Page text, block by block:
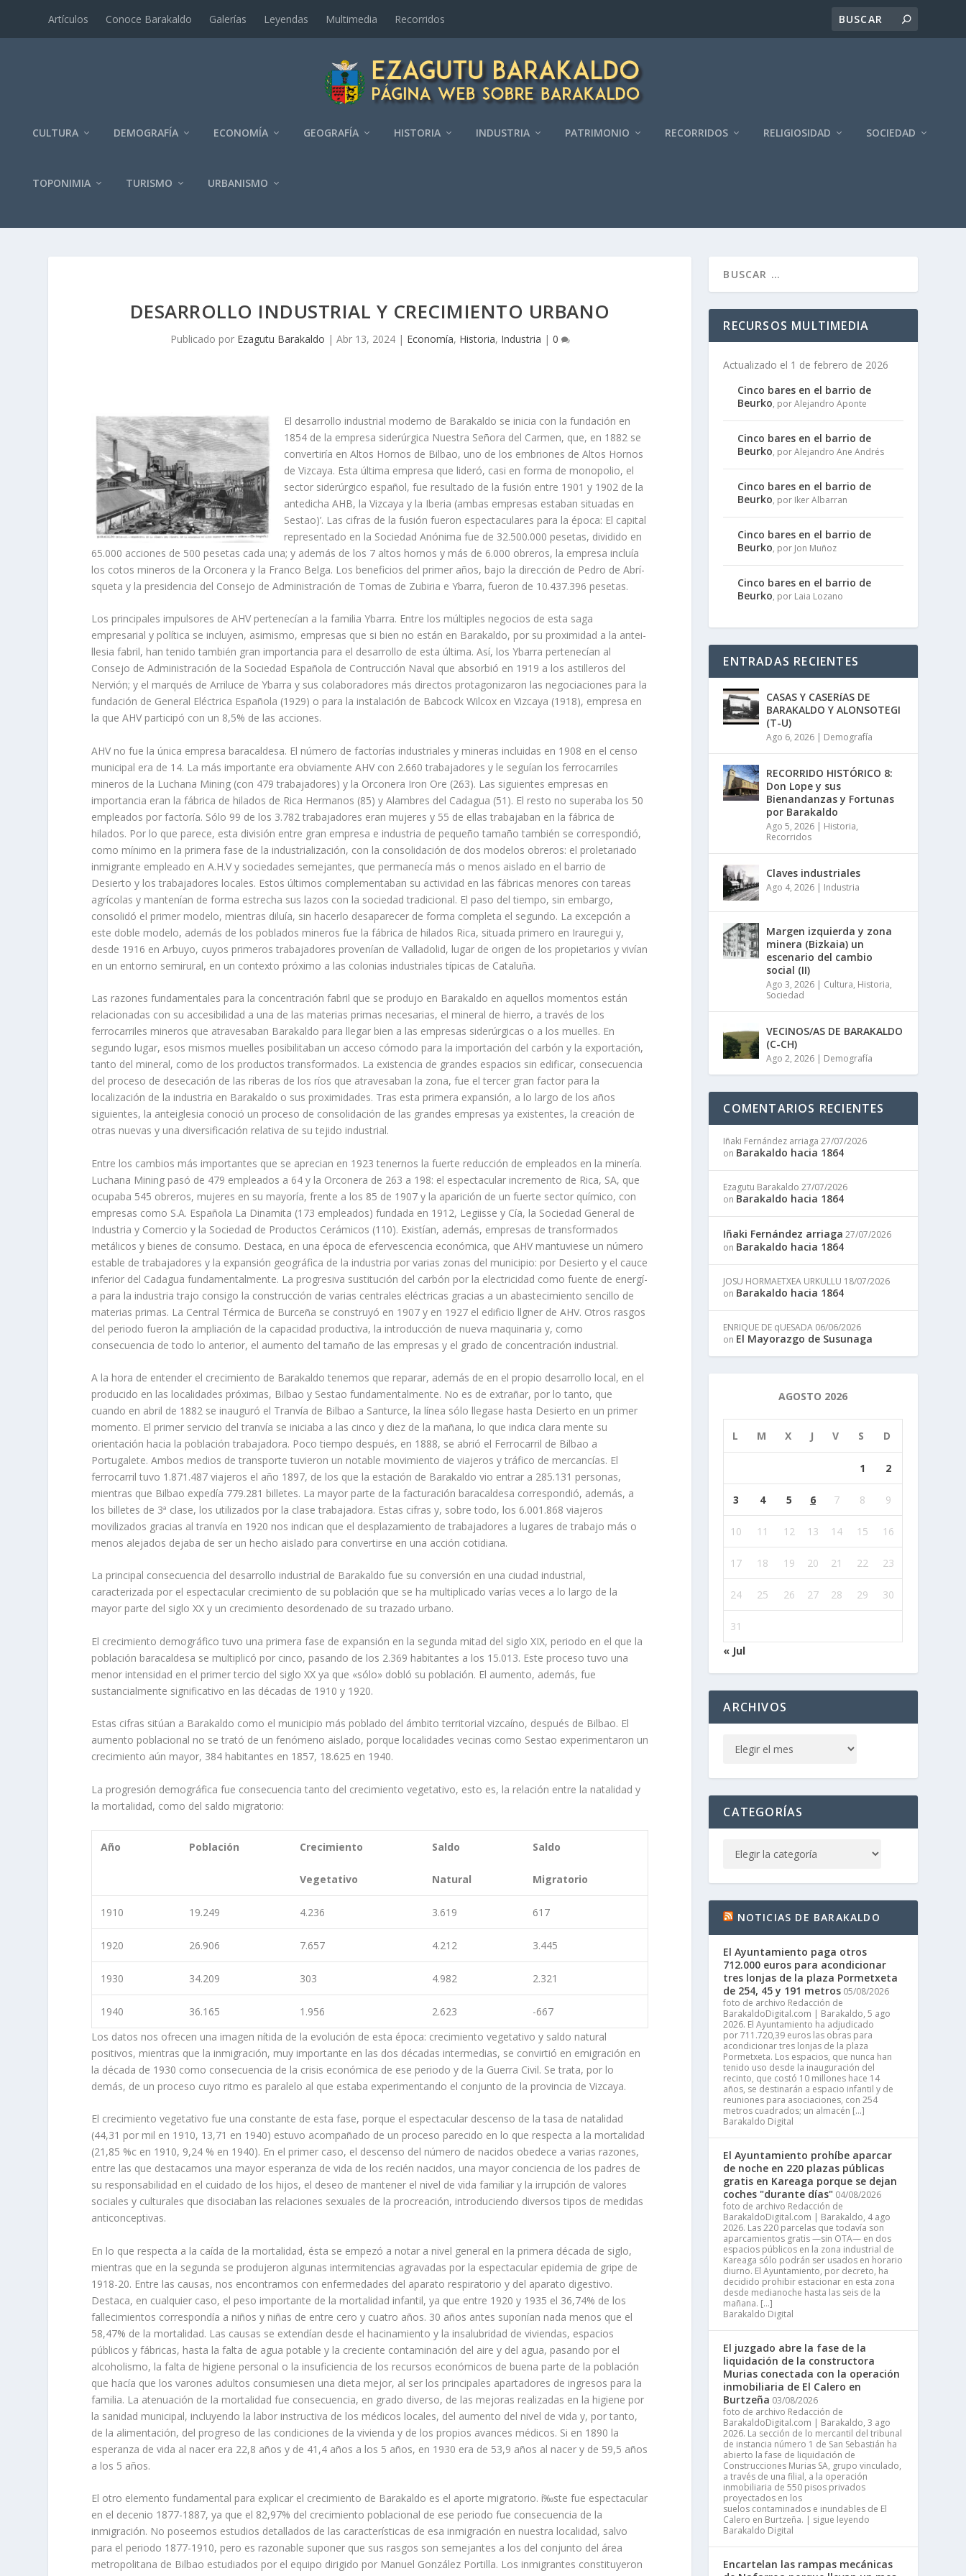
Artí­culos Conoce Barakaldo Galerí­as Leyendas Multimedia Recorridos
CULTURA DEMOGRAFÍA ECONOMÍA GEOGRAFÍ­A HISTORIA INDUSTRIA PATRIMONIO RECORRIDOS RELIGIOSIDAD SOCIEDAD
TOPONIMIA TURISMO URBANISMO
DESARROLLO INDUSTRIAL Y CRECIMIENTO URBANO
Publicado por Ezagutu Barakaldo | Abr 13, 2024| Economía, Historia, Industria | 0
El desarrollo industrial moderno de Barakaldo se inicia con la fundación en
1854 de la empresa siderúrgica Nuestra Señora del Carmen, que, en 1882 se
convertirí­a en Altos Hornos de Bilbao, uno de los embriones de Altos Hornos
de Vizcaya. Esta última empresa que lideró, casi en forma de monopolio, el
sec­tor siderúrgico español, fue resultado de la fusión entre 1901 y 1902 de la
ante­dicha AHB, la Vizcaya y la Iberia (ambas empresas estaban situadas en
Sestao)’. Las cifras de la fusión fueron espectaculares para la época: El capital
representado en la Sociedad Anónima fue de 32.500.000 pesetas, dividido en
65.000 acciones de 500 pesetas cada una; y además de los 7 altos hornos y más de 6.000 obreros, la empresa incluí­a
los cotos mineros de la Orconera y la Franco Belga. Los beneficios del primer años, bajo la dirección de Pedro de Abrí­
squeta y la presidencia del Consejo de Administración de Tomas de Zubiria e Ybarra, fueron de 10.437.396 pesetas.
Los principales impulsores de AHV pertenecí­an a la familia Ybarra. Entre los múltiples negocios de esta saga
empresarial y polí­tica se incluyen, asimis­mo, empresas que si bien no están en Barakaldo, por su proximidad a la antei­
llesia fabril, han tenido también gran importancia para el desarrollo de esta última. Así­, los Ybarra pertenecí­an al
Consejo de Administración de la Sociedad Española de Contrucción Naval que absorbió en 1919 a los astille­ros del
Nervión; y el marqués de Arriluce de Ybarra y sus colaboradores más directos protagonizaron las negociaciones para la
fundación de General Eléctrica Española (1929) o para la instalación de Babcock Wilcox en Vizcaya (1918), empresa en
la que AHV participó con un 8,5% de las accio­nes.
AHV no fue la única empresa baracaldesa. El número de factorí­as indus­triales y mineras incluidas en 1908 en el censo
municipal era de 14. La más importante era obviamente AHV con 2.660 trabajadores y le seguí­an los ferrocarriles
mineros de la Luchana Mining (con 479 trabajadores) y la Orconera Iron Ore (263). Las siguientes empresas en
importancia eran la fábrica de hilados de Rica Hermanos (85) y Alambres del Cadagua (51). El resto no superaba los 50
empleados por factorí­a. Sólo 99 de los 3.782 trabajadores eran mujeres y 55 de ellas trabajaban en la fábrica de
hilados. Por lo que parece, esta división entre gran empresa e industria de pequeño tama­ño también se correspondió,
como mí­nimo en la primera fase de la industria­lización, con la consolidación de dos modelos obreros: el proletariado
inmi­grante empleado en A.H.V y sociedades semejantes, que permanecí­a más o menos aislado en el barrio de
Desierto y los trabajadores locales. Estos últi­mos complementaban su actividad en las fábricas menores con tareas
agrí­­colas y mantení­an de forma estrecha sus lazos con la sociedad tradicional. El paso del tiempo, sin embargo,
consolidó el primer modelo, mientras diluí­a, sin hacerlo desaparecer de forma completa el segundo. La excepción a
este doble modelo, además de los poblados mineros fue la fábrica de hilados Rica, situada primero en Irauregui y,
desde 1916 en Arbuyo, cuyos primeros trabajadores provení­an de Valladolid, lugar de origen de los propietarios y viví­an
en un entorno semirural, en un contexto próximo a las colonias indus­triales tí­picas de Cataluña.
Las razones fundamentales para la concentración fabril que se produjo en Barakaldo en aquellos momentos están
relacionadas con su accesibilidad a una de las materias primas necesarias, el mineral de hierro, a través de los
ferrocarriles mineros que atravesaban Barakaldo para llegar bien a las empresas siderúrgicas o a los muelles. En
segundo lugar, esos mismos mue­lles posibilitaban un acceso cómodo para la importación del carbón y la exportación,
tanto del mineral, como de los productos transformados. La existencia de grandes espacios sin edificar, consecuencia
del proceso de desecación de las riberas de los rí­os que atravesaban la zona, fue el tercer gran factor para la
localización de la industria en Barakaldo o sus proximi­dades. Tras esta primera expansión, a lo largo de los años
siguientes, la anteiglesia conoció un proceso de consolidación de las grandes empresas ya existentes, la creación de
otras nuevas y una diversificación relativa de su tejido industrial.
Entre los cambios más importantes que se aprecian en 1923 tenernos la fuerte reducción de empleados en la minerí­a.
Luchana Mining pasó de 479 empleados a 64 y la Orconera de 263 a 198: el espectacular incremento de Rica, SA, que
ocupaba 545 obreros, mujeres en su mayorí­a, frente a los 85 de 1907 y la aparición de un fuerte sector quí­mico, con
empresas como S.A. Española La Dinamita (173 empleados) fundada en 1912, Legiisse y Cí­a, la Sociedad General de
Industria y Comercio y la Sociedad de Productos Cerámicos (110). Existí­an, además, empresas de transformados
metálicos y bienes de consumo. Destaca, en una época de efervescencia económica, que AHV mantuviese un número
estable de trabajadores y la expansión geográfi­ca de la industria por varias zonas del municipio: por Desierto y el cauce
infe­rior del Cadagua fundamentalmente. La progresiva sustitución del carbón por la electricidad como fuente de energí­
a para la industria trajo consigo la construcción de varias centrales eléctricas gracias a un abastecimiento senci­llo de
materias primas. La Central Térmica de Burceña se construyó en 1907 y en 1927 el edificio llgner de AHV. Otros rasgos
del periodo fueron la ampliación de la capacidad productiva, la introducción de nueva maquinaria y, como
consecuencia de todo lo anterior, el aumento del tamaño de las empresas y el grado de concentración industrial.
A la hora de entender el crecimiento de Barakaldo tenemos que reparar, además de en el propio desarrollo local, en el
producido en las localidades próximas, Bilbao y Sestao fundamentalmente. No es de extrañar, por lo tanto, que
cuando en abril de 1882 se inauguró el Tranví­a de Bilbao a Santurce, la lí­nea sólo llegase hasta Desierto en un primer
momento. El primer servicio del tranví­a se iniciaba a las cinco y diez de la mañana, lo que indica clara mente su
orientación hacia la población trabajadora. Poco tiempo después, en 1888, se abrió el Ferrocarril de Bilbao a
Portugalete. Ambos medios de trans­porte tuvieron un notable movimiento de viajeros y tráfico de mercancí­as. El
ferrocarril tuvo 1.871.487 viajeros el año 1897, de los que la estación de Barakaldo vio entrar a 285.131 personas,
mientras que Bilbao expedí­a 779.281 billetes. La mayor parte de la facturación baracaldesa correspondió, además, a
los billetes de 3ª clase, los utilizados por la clase trabajadora. Estas cifras y, sobre todo, los 6.001.868 viajeros
movilizados gracias al tran­ví­a en 1920 nos indican que el desplazamiento de trabajadores a lugares de trabajo más o
menos alejados dejaba de ser un hecho aislado para convertir­se en una acción cotidiana.
La principal consecuencia del desarrollo industrial de Barakaldo fue su conversión en una ciudad industrial,
caracterizada por el espectacular cre­cimiento de su población que se ha multiplicado varí­as veces a lo largo de la
mayor parte del siglo XX y un crecimiento desordenado de su trazado urbano.
El crecimiento demográfico tuvo una primera fase de expansión en la segun­da mitad del siglo XIX, periodo en el que la
población baracaldesa se multipli­có por cinco, pasando de los 2.369 habitantes a los 15.013. Este proceso tuvo una
menor intensidad en el primer tercio del siglo XX ya que «sólo» dobló su población. El aumento, además, fue
sustancialmente significativo en las déca­das de 1910 y 1920.
Estas cifras sitúan a Barakaldo como el municipio más poblado del ámbito territorial vizcaí­no, después de Bilbao. El
aumento poblacional no se trató de un fenómeno aislado, porque localidades vecinas como Sestao experimentaron un
crecimiento aún mayor, 384 habitantes en 1857, 18.625 en 1940.
La progresión demográfica fue consecuencia tanto del crecimiento vegetati­vo, esto es, la relación entre la natalidad y
la mortalidad, como del saldo migra­torio:
Año Población Crecimiento
Vegetativo
Saldo
Natural
Saldo
Migratorio
1910 19.249 4.236 3.619 617
1920 26.906 7.657 4.212 3.445
1930 34.209 303 4.982 2.321
1940 36.165 1.956 2.623
-667
Los datos nos ofrecen una imagen ní­tida de la evolución de esta época: crecimiento vegetativo y saldo natural
positivos, mientras que la inmigra­ción, muy importante en las dos décadas intermedias, se convirtió en emi­gración en
la década de 1930 como consecuencia de la crisis económica de ese periodo y de la Guerra Civil. Se trata, por lo
demás, de un proceso cuyo ritmo es paralelo al que estaba experimentando el conjunto de la provincia de Vizcaya.
El crecimiento vegetativo fue una constante de esta fase, porque el especta­cular descenso de la tasa de natalidad
(44,31 por mil en 1910, 13,71 en 1940) estuvo acompañado de un proceso parecido en lo que respecta a la mortalidad
(21,85 %c en 1910, 9,24 % en 1940). En el primer caso, el descenso del núme­ro de nacidos obedece a varias razones,
entre las que destacamos una mayor esperanza de vida de los recién nacidos, una mayor conciencia de los padres de
su responsabilidad en el cuidado de los hijos, el deseo de mantener el nivel de vida familiar y la irrupción de valores
sociales y culturales que disociaban las relaciones sexuales de la procreación, introduciendo diversos tipos de medidas
anticonceptivas.
En lo que respecta a la caí­da de la mortalidad, ésta se empezó a notar a nivel general en la primera década de siglo,
mientras que en la segunda se produje­ron algunas intermitencias agravadas por la espectacular epidemia de gripe de
1918-20. Entre las causas, nos encontramos con enfermedades del aparato res­piratorio y del aparato digestivo.
Destaca, en cualquier caso, el peso importan­te de la mortalidad infantil, ya que entre 1920 y 1935 el 36,74% de los
falleci­mientos correspondí­a a niños y niñas de entre cero y cuatro años. 30 años antes suponí­an nada menos que el
58,47% de la mortalidad. Las causas se extendí­­an desde el hacinamiento y la insalubridad de viviendas, espacios
públicos y fábricas, hasta la falta de agua potable y la creciente contaminación del aire y del agua, pasando por el
alcoholismo, la falta de higiene personal o la insufi­ciencia de los recursos económicos de buena parte de la población
que hací­a que los varones adultos consumiesen una dieta mejor, al ser los principales apartadores de ingresos para la
familia. La atenuación de la mortalidad fue consecuencia, en grado diverso, de las mejoras realizadas en la higiene por
la sanidad municipal, incluyendo la labor instructiva de los médicos locales, del aumento del nivel de vida y, por tanto,
de la alimentación, del progreso de las condiciones de la vivienda y de los propios avances médicos. Si en 1890 la
esperanza de vida al nacer era 22,8 años y de 41,4 años a los 5 años, en 1930 era de 53,9 años al nacer y de 59,5 años
a los 5 años.
El otro elemento fundamental para explicar el crecimiento de Barakaldo es el aporte migratorio. í‰ste fue espectacular
en el decenio 1877-1887, ya que el 82,97% del crecimiento poblacional de ese periodo fue consecuencia de la
inmigración. No poseemos estudios detallados de las caracterí­sticas de esa inmigración en nuestra localidad, salvo
para el periodo 1877-1910, pero es razonable suponer que sus rasgos son semejantes a los del conjunto del área
metropolitana de Bilbao estudiados por el equipo dirigido por Manuel González Portilla. Los inmigrantes constituyeron
RECURSOS MULTIMEDIA
Actualizado el 1 de febrero de 2026
Cinco bares en el barrio de
Beurko, por Alejandro Aponte
Cinco bares en el barrio de
Beurko, por Alejandro Ane Andrés
Cinco bares en el barrio de
Beurko, por Iker Albarran
Cinco bares en el barrio de
Beurko, por Jon Muñoz
Cinco bares en el barrio de
Beurko, por Laia Lozano
ENTRADAS RECIENTES
CASAS Y CASERíAS DE
BARAKALDO Y ALONSOTEGI
(T-U)
Ago 6, 2026 | Demografía
RECORRIDO HISTÓRICO 8:
Don Lope y sus
Bienandanzas y Fortunas
por Barakaldo
Ago 5, 2026 | Historia,
Recorridos
Claves industriales
Ago 4, 2026 | Industria
Margen izquierda y zona
minera (Bizkaia) un
escenario del cambio
social (II)
Ago 3, 2026 | Cultura, Historia,
Sociedad
VECINOS/AS DE BARAKALDO
(C-CH)
Ago 2, 2026 | Demografía
COMENTARIOS RECIENTES
Iñaki Fernández arriaga 27/07/2026
on Barakaldo hacia 1864
Ezagutu Barakaldo 27/07/2026
on Barakaldo hacia 1864
Iñaki Fernández arriaga 27/07/2026
on Barakaldo hacia 1864
JOSU HORMAETXEA URKULLU 18/07/2026
on Barakaldo hacia 1864
ENRIQUE DE qUESADA 06/06/2026
on El Mayorazgo de Susunaga
AGOSTO 2026
L M X J V S D
1 2
3 4 5 6 7 8 9
10 11 12 13 14 15 16
17 18 19 20 21 22 23
24 25 26 27 28 29 30
31
« Jul
ARCHIVOS
CATEGORÍAS
NOTICIAS DE BARAKALDO
El Ayuntamiento paga otros
712.000 euros para acondicionar
tres lonjas de la plaza Pormetxeta
de 254, 45 y 191 metros 05/08/2026
foto de archivo Redacción de
BarakaldoDigital.com | Barakaldo, 5 ago
2026. El Ayuntamiento ha adjudicado
por 711.720,39 euros las obras para
acondicionar tres lonjas de la plaza
Pormetxeta. Los espacios, que nunca han
tenido uso desde la inauguración del
recinto, que costó 10 millones hace 14
años, se destinarán a espacio infantil y de
reuniones para asociaciones, con 254
metros cuadrados; un almacén […]
Barakaldo Digital
El Ayuntamiento prohíbe aparcar
de noche en 220 plazas públicas
gratis en Kareaga porque se dejan
coches "durante días" 04/08/2026
foto de archivo Redacción de
BarakaldoDigital.com | Barakaldo, 4 ago
2026. Las 220 parcelas que todavía son
aparcamientos gratis —sin OTA— en dos
espacios públicos en la zona industrial de
Kareaga sólo podrán ser usados en horario
diurno. El Ayuntamiento, por decreto, ha
decidido prohibir estacionar en esta zona
desde medianoche hasta las seis de la
mañana. […]
Barakaldo Digital
El juzgado abre la fase de la
liquidación de la constructora
Murias conectada con la operación
inmobiliaria de El Calero en
Burtzeña 03/08/2026
foto de archivo Redacción de
BarakaldoDigital.com | Barakaldo, 3 ago
2026. La sección de lo mercantil del tribunal
de instancia número 1 de San Sebastián ha
abierto la fase de liquidación de
Construcciones Murias SA, grupo vinculado,
a través de una filial, a la operación
inmobiliaria de 550 pisos privados
proyectados en los
suelos contaminados e inundables de El
Calero en Burtzeña. | sigue leyendo
Barakaldo Digital
Encartelan las rampas mecánicas